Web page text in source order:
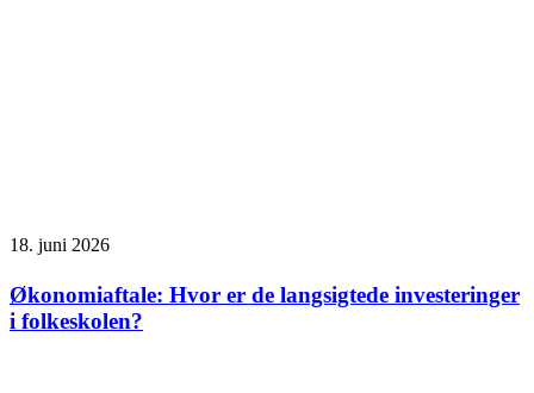
18. juni 2026
Økonomiaftale: Hvor er de langsigtede investeringer
i folkeskolen?